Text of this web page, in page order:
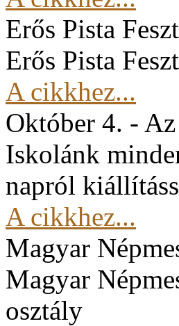
Erős Pista
Erős Pista
A cikkhez...
Október 4. -
Iskolánk
napról
A cikkhez...
Magyar
Magyar
osztály